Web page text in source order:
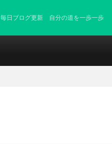
毎日ブログ更新 自分の道を一歩一歩